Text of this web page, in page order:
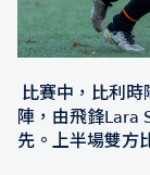
比賽中，比利
陣，由飛鋒Lara
先。上半場雙方